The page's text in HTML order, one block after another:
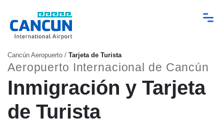
Cancún Aeropuerto / Tarjeta de Turista
Aeropuerto Internacional de Cancún
Inmigración y Tarjeta
de Turista